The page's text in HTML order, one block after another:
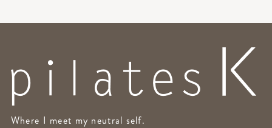
Where I meet my neutral self.